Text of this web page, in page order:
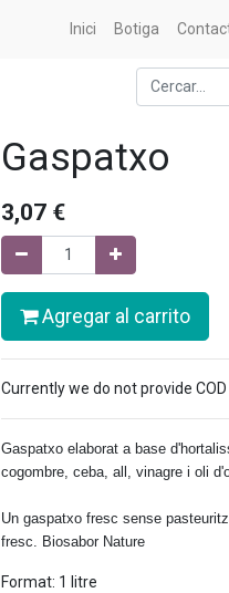
Inici Botiga
Gaspatxo
3,07 €
Agregar al carrito
Currently we do not provide
Gaspatxo elaborat a base
cogombre, ceba, all, vinagre i oli
Un gaspatxo fresc sense
fresc. Biosabor Nature
Format: 1 litre